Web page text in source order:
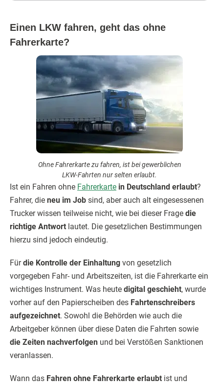
Einen LKW fahren, geht das ohne
Fahrerkarte?
Ohne Fahrerkarte zu fahren, ist bei gewerblichen
LKW-Fahrten nur selten erlaubt.
Ist ein Fahren ohne Fahrerkarte in Deutschland erlaubt?
Fahrer, die neu im Job sind, aber auch alt eingesessenen
Trucker wissen teilweise nicht, wie bei dieser Frage die
richtige Antwort lautet. Die gesetzlichen Bestimmungen
hierzu sind jedoch eindeutig.
Fürdie Kontrolle der Einhaltung von gesetzlich
vorgegeben Fahr- und Arbeitszeiten, ist die Fahrerkarte ein
wichtiges Instrument. Was heute digital geschieht, wurde
vorher auf den Papierscheiben des Fahrtenschreibers
aufgezeichnet. Sowohl die Behörden wie auch die
Arbeitgeber können über diese Daten die Fahrten sowie
die Zeiten nachverfolgen und bei Verstößen Sanktionen
veranlassen.
Wann das Fahren ohne Fahrerkarte erlaubt ist und